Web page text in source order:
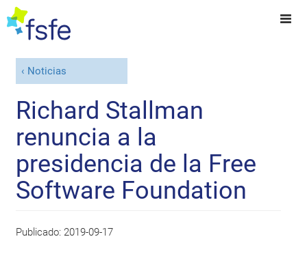
Noticias
Richard Stallman
renuncia a la
presidencia de la Free
Software Foundation
Publicado: 2019-09-17